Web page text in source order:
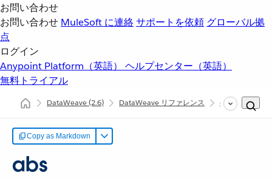
お問い合わせ
お問い合わせ MuleSoft に連絡サポートを依頼 グローバル拠
点
ログイン
Anypoint Platform（英語） ヘルプセンター（英語）
無料トライアル
DataWeave(2.6) DataWeave リファレンス dw::Core
Copy as Markdown
abs